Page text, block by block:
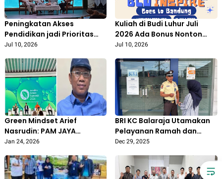
Peningkatan Akses
Pendidikan jadi Prioritas
Pembangunan Jakarta
Jul 10, 2026
Kuliah di Budi Luhur Juli
2026 Ada Bonus Nonton
Vierratale, Tiket dan
Jul 10, 2026
Green Mindset Arief
Nasrudin: PAM JAYA
Andalkan Jatiluhur dan 13
Air Tanah
Jan 24, 2026
BRI KC Balaraja Utamakan
Pelayanan Ramah dan
Informatif demi
Dec 29, 2025